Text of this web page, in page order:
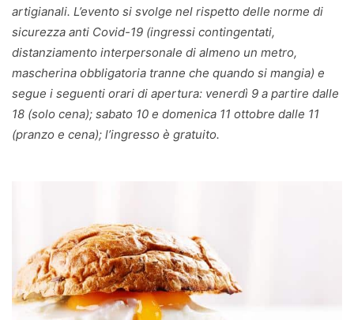
artigianali. L’evento si svolge nel rispetto delle norme di
sicurezza anti Covid-19 (ingressi contingentati,
distanziamento interpersonale di almeno un metro,
mascherina obbligatoria tranne che quando si mangia) e
segue i seguenti orari di apertura: venerdì 9 a partire dalle
18 (solo cena); sabato 10 e domenica 11 ottobre dalle 11
(pranzo e cena); l’ingresso è gratuito.